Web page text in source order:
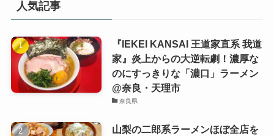
人気記事
『IEKEI KANSAI 王道家直系 我道
家』炎上からの大逆転劇！濃厚な
のにすっきりな「濃口」ラーメン
@奈良・天理市
奈良県
山梨の二郎系ラーメンほぼ全店を